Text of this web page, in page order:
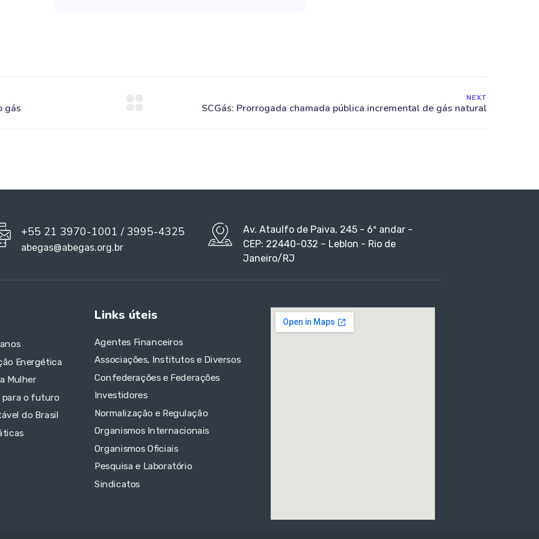
NEXT
+55 21 3970-1001 / 3995-4325
abegas@abegas.org.br
Av. Ataulfo de Paiva, 245 - 6º andar -
CEP: 22440-032 – Leblon - Rio de
Janeiro/RJ
Energética
Mulher
para o futuro
do Brasil
Links úteis
Agentes Financeiros
Associações, Institutos e Diversos
Confederações e Federações
Investidores
Normalização e Regulação
Organismos Internacionais
Organismos Oficiais
Pesquisa e Laboratório
Sindicatos